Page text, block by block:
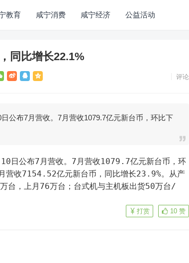
教育 咸宁消费 咸宁经济 公益活动
同比增长22.1%
评论
公布7月营收。7月营收1079.7亿元新台币，环比下
营收7154.52亿元新台币，同比增长23.9%。从产
台，上月76万台；台式机与主机板出货50万台/
10 赞
打赏